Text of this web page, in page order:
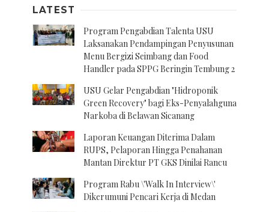
LATEST
Program Pengabdian Talenta USU
Laksanakan Pendampingan Penyusunan
Menu Bergizi Seimbang dan Food
Handler pada SPPG Beringin Tembung 2
USU Gelar Pengabdian "Hidroponik
Green Recovery" bagi Eks-Penyalahguna
Narkoba di Belawan Sicanang
Laporan Keuangan Diterima Dalam
RUPS, Pelaporan Hingga Penahanan
Mantan Direktur PT GKS Dinilai Rancu
Program Rabu \'Walk In Interview\'
Dikerumuni Pencari Kerja di Medan